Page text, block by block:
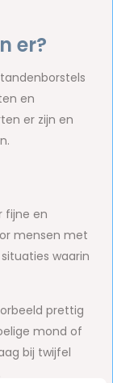
er?
en
er zijn en
fijne en
mensen met
waarin
prettig
mond of
bij twijfel